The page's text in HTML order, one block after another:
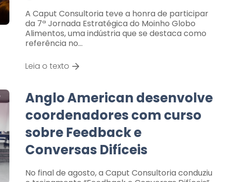
A Caput Consultoria teve a honra de participar
da 7ª Jornada Estratégica do Moinho Globo
Alimentos, uma indústria que se destaca como
referência no…
Leia o texto
Anglo American desenvolve
coordenadores com curso
sobre Feedback e
Conversas Difíceis
No final de agosto, a Caput Consultoria conduziu